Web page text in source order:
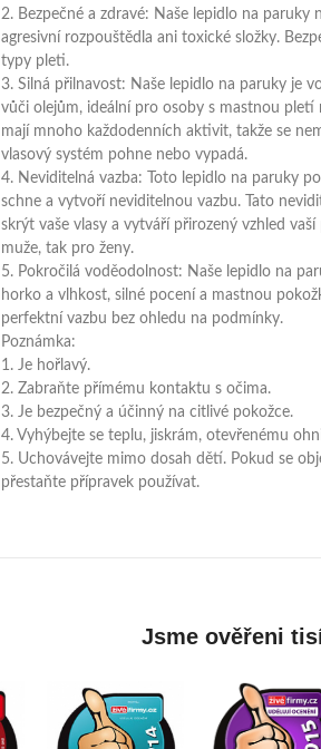
2. Bezpečné a zdravé: Naše lepidlo na paruky
agresivní rozpouštědla ani toxické složky.
typy pleti.
3. Silná přilnavost: Naše lepidlo na paruky je
vůči olejům, ideální pro osoby s mastnou pletí
mají mnoho každodenních aktivit, takže se
vlasový systém pohne nebo vypadá.
4. Neviditelná vazba: Toto lepidlo na paruky
schne a vytvoří neviditelnou vazbu. Tato
skrýt vaše vlasy a vytváří přirozený vzhled
muže, tak pro ženy.
5. Pokročilá voděodolnost: Naše lepidlo na
horko a vlhkost, silné pocení a mastnou
perfektní vazbu bez ohledu na podmínky.
Poznámka:
1. Je hořlavý.
2. Zabraňte přímému kontaktu s očima.
3. Je bezpečný a účinný na citlivé pokožce.
4. Vyhýbejte se teplu, jiskrám, otevřenému
5. Uchovávejte mimo dosah dětí. Pokud se
přestaňte přípravek používat.
Jsme ověřeni